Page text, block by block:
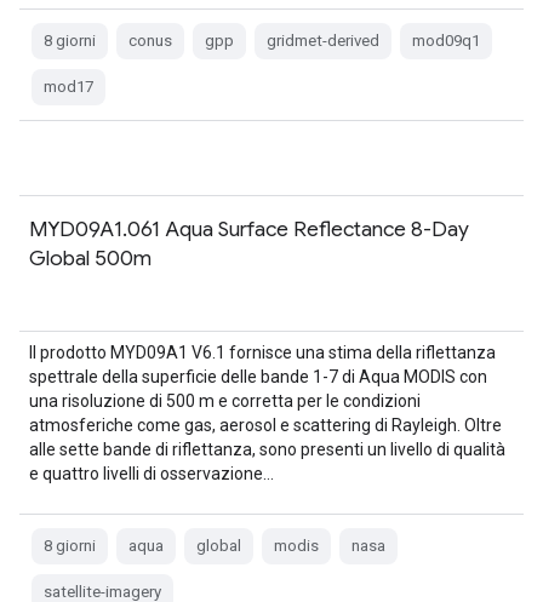
8 giorni conus gpp gridmet-derived mod09q1
mod17
MYD09A1.061 Aqua Surface Reflectance 8-Day
Global 500m
Il prodotto MYD09A1 V6.1 fornisce una stima della riflettanza
spettrale della superficie delle bande 1-7 di Aqua MODIS con
una risoluzione di 500 m e corretta per le condizioni
atmosferiche come gas, aerosol e scattering di Rayleigh. Oltre
alle sette bande di riflettanza, sono presenti un livello di qualità
e quattro livelli di osservazione…
8 giorni aqua global modis nasa
satellite-imagery